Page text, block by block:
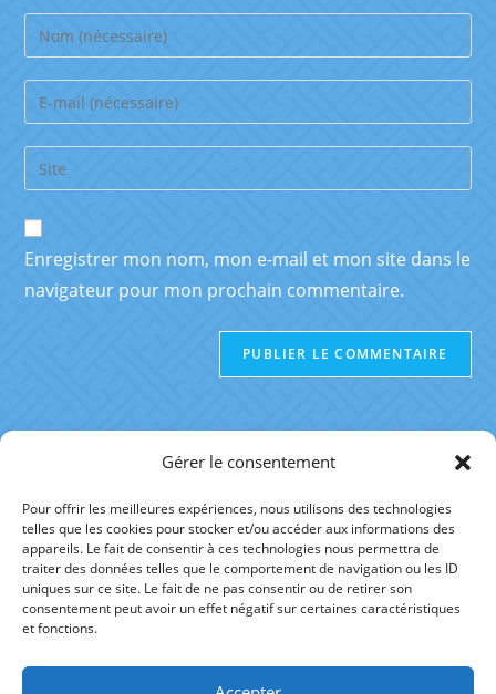
Gérer le consentement
Pour offrir les meilleures expériences, nous utilisons des technologies
telles que les cookies pour stocker et/ou accéder aux informations des
appareils. Le fait de consentir à ces technologies nous permettra de
traiter des données telles que le comportement de navigation ou les ID
uniques sur ce site. Le fait de ne pas consentir ou de retirer son
consentement peut avoir un effet négatif sur certaines caractéristiques
et fonctions.
Enregistrer mon nom, mon e-mail et mon site dans le
navigateur pour mon prochain commentaire.
RÉFÉRENCES
AUTRE SITE